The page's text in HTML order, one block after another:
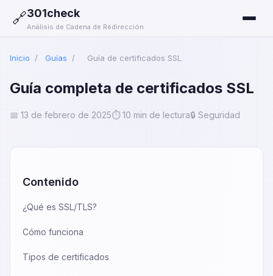
🔗301check
Análisis de Cadena de Redirección
Inicio / Guías / Guía de certificados SSL
Guía completa de certificados SSL
📅 13 de febrero de 2025⏱️ 10 min de lectura🔒 Seguridad
Contenido
¿Qué es SSL/TLS?
Cómo funciona
Tipos de certificados